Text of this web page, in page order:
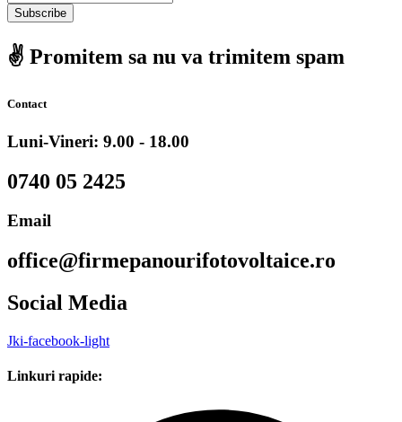
Subscribe
✌️ Promitem sa nu va trimitem spam
Contact
Luni-Vineri: 9.00 - 18.00
0740 05 2425
Email
office@firmepanourifotovoltaice.ro
Social Media
Jki-facebook-light
Linkuri rapide: